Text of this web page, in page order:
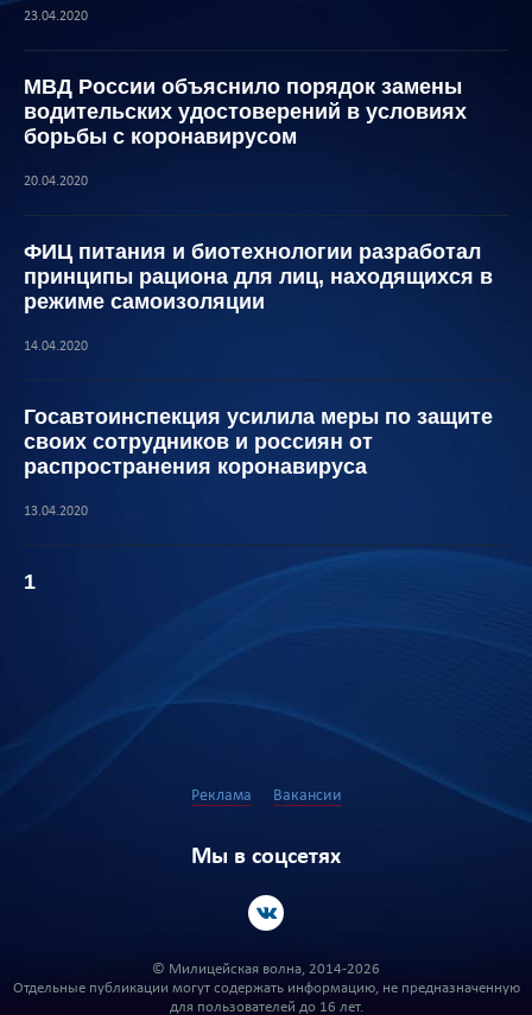
23.04.2020
МВД России объяснило порядок замены
водительских удостоверений в условиях
борьбы с коронавирусом
20.04.2020
ФИЦ питания и биотехнологии разработал
принципы рациона для лиц, находящихся в
режиме самоизоляции
14.04.2020
Госавтоинспекция усилила меры по защите
своих сотрудников и россиян от
распространения коронавируса
13.04.2020
1
Реклама Вакансии
Мы в соцсетях
© Милицейская волна, 2014-2026
Отдельные публикации могут содержать информацию, не предназначенную
для пользователей до 16 лет.